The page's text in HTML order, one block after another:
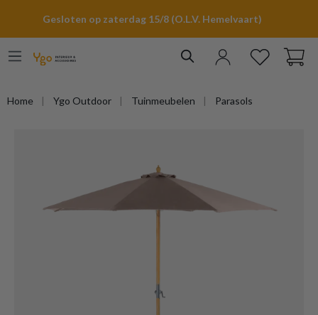
Gesloten op zaterdag 15/8 (O.L.V. Hemelvaart)
Home Ygo Outdoor Tuinmeubelen Parasols